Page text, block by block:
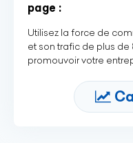
page :
Utilisez la force de
et son trafic de plus
promouvoir votre